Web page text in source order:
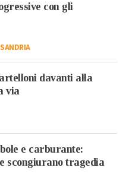
con gli
davanti alla
via
e carburante:
scongiurano tragedia